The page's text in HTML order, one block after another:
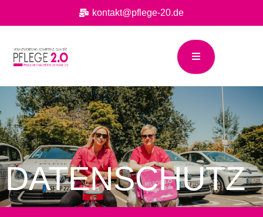
kontakt@pflege-20.de
DATENSCHUTZ